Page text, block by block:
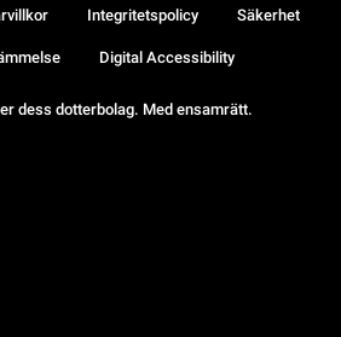
dess dotterbolag. Med ensamrätt.
Integritetspolicy Säkerhet
Digital Accessibility